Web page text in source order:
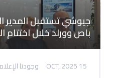
جيوشي تستقبل المدير
باص وورلد خلال اختتام
15 OCT, 2025 وجودنا